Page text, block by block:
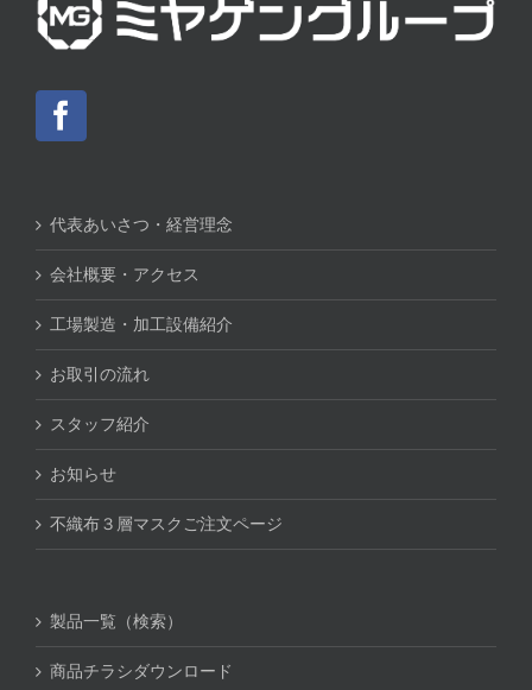
代表あいさつ・経営理念
会社概要・アクセス
工場製造・加工設備紹介
お取引の流れ
スタッフ紹介
お知らせ
不織布３層マスクご注文ページ
製品一覧（検索）
商品チラシダウンロード